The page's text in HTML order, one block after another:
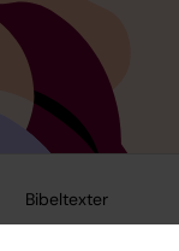
Bibeltexter